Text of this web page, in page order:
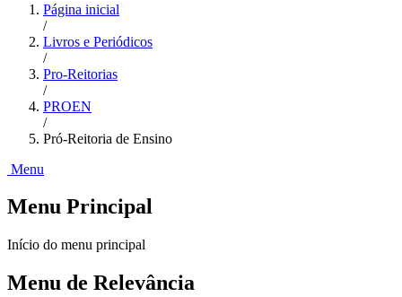
Página inicial
/
Livros e Periódicos
/
Pro-Reitorias
/
PROEN
/
Pró-Reitoria de Ensino
Menu
Menu Principal
Início do menu principal
Menu de Relevância